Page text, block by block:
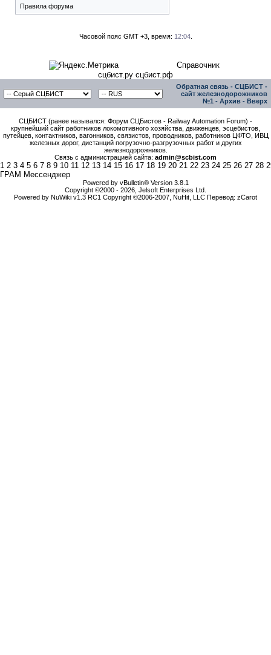
Правила форума
Часовой пояс GMT +3, время: 12:04.
Справочник
сцбист.ру сцбист.рф
Обратная связь - СЦБИСТ -
сайт железнодорожников
№1 - Архив - Вверх
СЦБИСТ (ранее назывался: Форум СЦБистов - Railway Automation Forum) -
крупнейший сайт работников локомотивного хозяйства, движенцев, эсцебистов,
путейцев, контактников, вагонников, связистов, проводников, работников ЦФТО, ИВЦ
железных дорог, дистанций погрузочно-разгрузочных работ и других
железнодорожников.
Связь с администрацией сайта: admin@scbist.com
1 2 3 4 5 6 7 8 9 10 11 12 13 14 15 16 17 18 19 20 21 22 23 24 25 26 27 28
ГРАМ Мессенджер
Powered by vBulletin® Version 3.8.1
Copyright ©2000 - 2026, Jelsoft Enterprises Ltd.
Powered by NuWiki v1.3 RC1 Copyright ©2006-2007, NuHit, LLC Перевод: zCarot